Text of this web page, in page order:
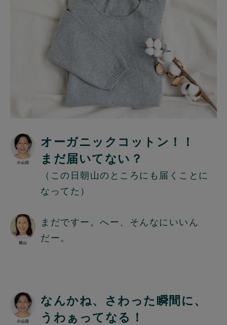
オーガニックコットン！！
まだ届いてない？
（この日朝山のところにも届くことに
なってた）
まだですー。へー、そんなにいいん
だー。
なんかね、さわった瞬間に、
うわぁってなる！